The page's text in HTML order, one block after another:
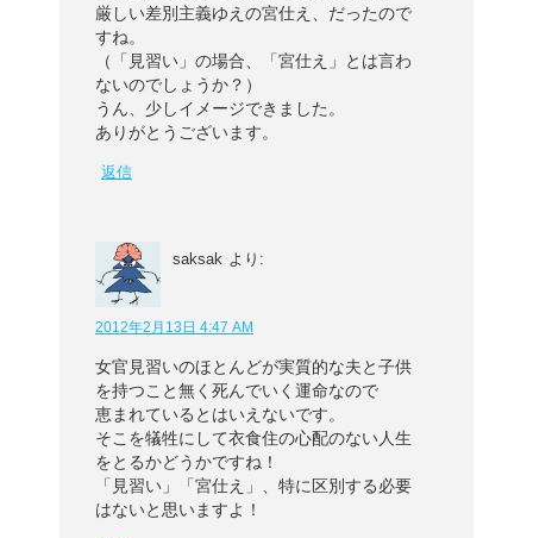
厳しい差別主義ゆえの宮仕え、だったので
すね。
（「見習い」の場合、「宮仕え」とは言わ
ないのでしょうか？）
うん、少しイメージできました。
ありがとうございます。
返信
saksak より:
2012年2月13日 4:47 AM
女官見習いのほとんどが実質的な夫と子供
を持つこと無く死んでいく運命なので
恵まれているとはいえないです。
そこを犠牲にして衣食住の心配のない人生
をとるかどうかですね！
「見習い」「宮仕え」、特に区別する必要
はないと思いますよ！